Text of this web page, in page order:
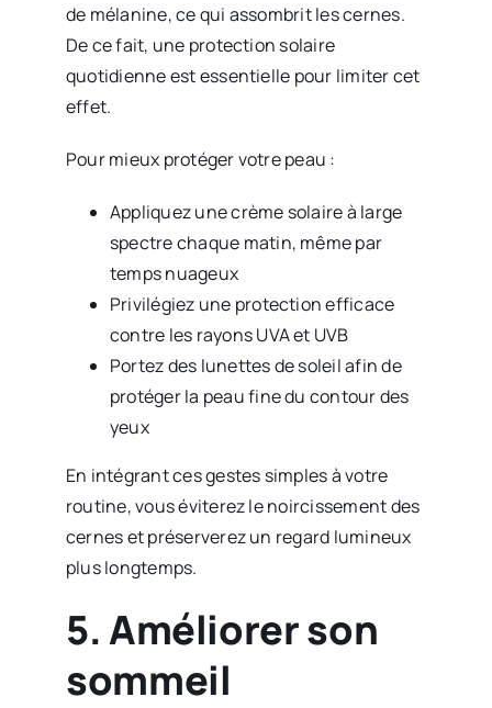
de mélanine, ce qui assombrit les cernes.
De ce fait, une protection solaire
quotidienne est essentielle pour limiter cet
effet.
Pour mieux protéger votre peau :
Appliquez une crème solaire à large
spectre chaque matin, même par
temps nuageux
Privilégiez une protection efficace
contre les rayons UVA et UVB
Portez des lunettes de soleil afin de
protéger la peau fine du contour des
yeux
En intégrant ces gestes simples à votre
routine, vous éviterez le noircissement des
cernes et préserverez un regard lumineux
plus longtemps.
5. Améliorer son
sommeil